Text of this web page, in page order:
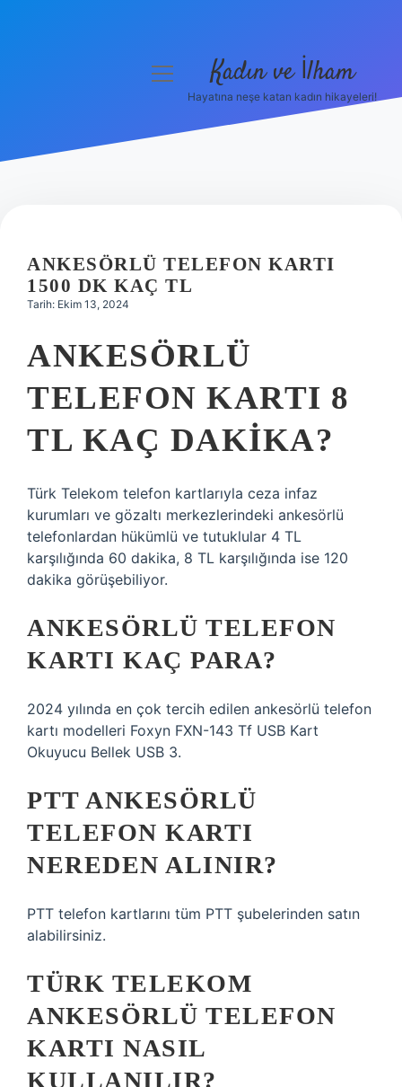
Hakkımızda
menüyü
Kadın ve İlham
Hayatına neşe katan kadın hikayeleri!
ANKESÖRLÜ TELEFON KARTI
1500 DK KAÇ TL
Tarih: Ekim 13, 2024
ANKESÖRLÜ
TELEFON KARTI 8
TL KAÇ DAKIKA?
Türk Telekom telefon kartlarıyla ceza infaz
kurumları ve gözaltı merkezlerindeki ankesörlü
telefonlardan hükümlü ve tutuklular 4 TL
karşılığında 60 dakika, 8 TL karşılığında ise 120
dakika görüşebiliyor.
ANKESÖRLÜ TELEFON
KARTI KAÇ PARA?
2024 yılında en çok tercih edilen ankesörlü telefon
kartı modelleri Foxyn FXN-143 Tf USB Kart
Okuyucu Bellek USB 3.
PTT ANKESÖRLÜ
TELEFON KARTI
NEREDEN ALINIR?
PTT telefon kartlarını tüm PTT şubelerinden satın
alabilirsiniz.
TÜRK TELEKOM
ANKESÖRLÜ TELEFON
KARTI NASIL
KULLANILIR?